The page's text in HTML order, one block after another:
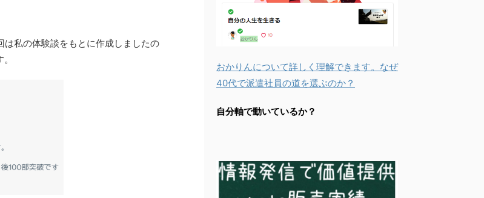
私の体験談をもとに作成しましたの
おかりんについて詳しく理解できます。なぜ
40代で派遣社員の道を選ぶのか？
自分軸で動いているか？